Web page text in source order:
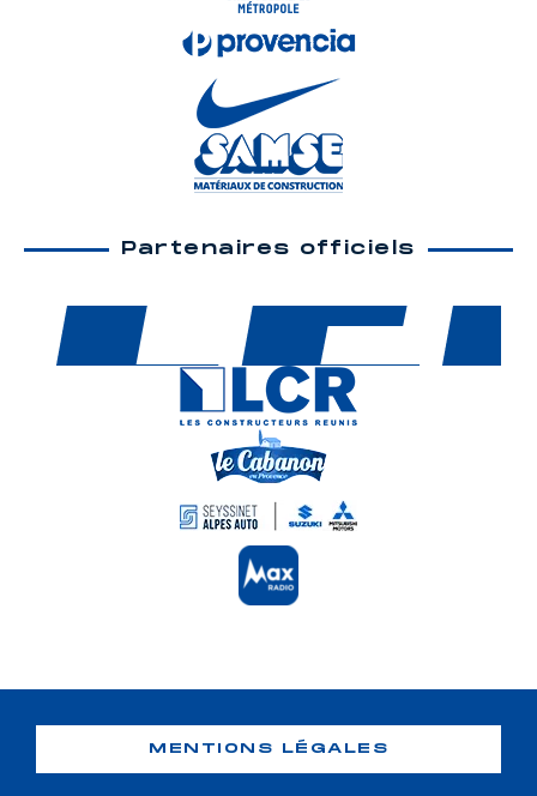
Partenaires officiels
MENTIONS LÉGALES